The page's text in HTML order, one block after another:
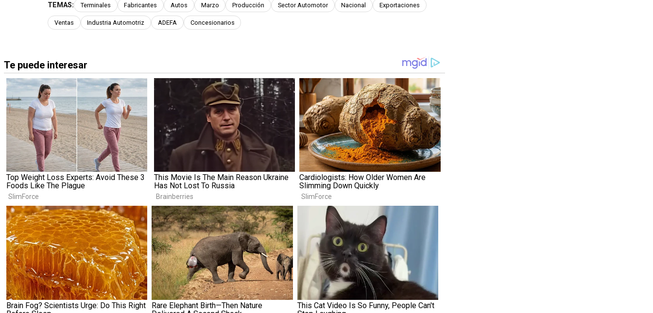
TEMAS: Terminales Fabricantes Autos Marzo Producción Sector Automotor Nacional Exportaciones
Ventas Industria Automotriz ADEFA Concesionarios